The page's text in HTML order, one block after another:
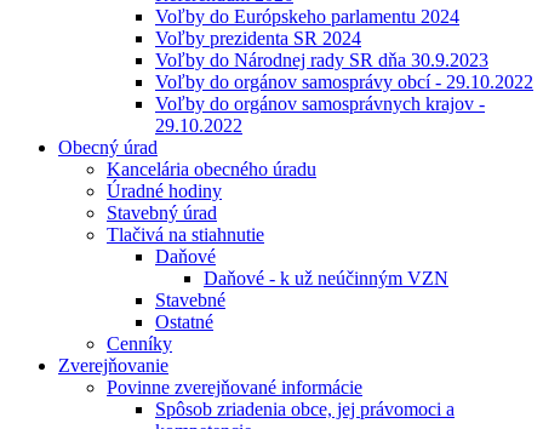
Voľby do Európskeho parlamentu 2024
Voľby prezidenta SR 2024
Voľby do Národnej rady SR dňa 30.9.2023
Voľby do orgánov samosprávy obcí - 29.10.2022
Voľby do orgánov samosprávnych krajov -
29.10.2022
Obecný úrad
Kancelária obecného úradu
Úradné hodiny
Stavebný úrad
Tlačivá na stiahnutie
Daňové
Daňové - k už neúčinným VZN
Stavebné
Ostatné
Cenníky
Zverejňovanie
Povinne zverejňované informácie
Spôsob zriadenia obce, jej právomoci a